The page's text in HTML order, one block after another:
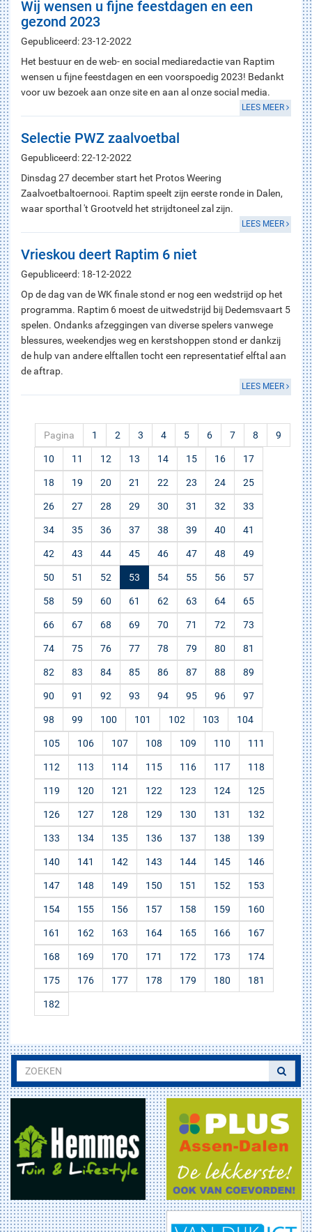
Wij wensen u fijne feestdagen en een
gezond 2023
Gepubliceerd: 23-12-2022
Het bestuur en de web- en social mediaredactie van Raptim
wensen u fijne feestdagen en een voorspoedig 2023! Bedankt
voor uw bezoek aan onze site en aan al onze social media.
LEES MEER
Selectie PWZ zaalvoetbal
Gepubliceerd: 22-12-2022
Dinsdag 27 december start het Protos Weering
Zaalvoetbaltoernooi. Raptim speelt zijn eerste ronde in Dalen,
waar sporthal 't Grootveld het strijdtoneel zal zijn.
LEES MEER
Vrieskou deert Raptim 6 niet
Gepubliceerd: 18-12-2022
Op de dag van de WK finale stond er nog een wedstrijd op het
programma. Raptim 6 moest de uitwedstrijd bij Dedemsvaart 5
spelen. Ondanks afzeggingen van diverse spelers vanwege
blessures, weekendjes weg en kerstshoppen stond er dankzij
de hulp van andere elftallen tocht een representatief elftal aan
de aftrap.
LEES MEER
Pagina 1 2 3 4 5 6 7 8 9
10 11 12 13 14 15 16 17
18 19 20 21 22 23 24 25
26 27 28 29 30 31 32 33
34 35 36 37 38 39 40 41
42 43 44 45 46 47 48 49
50 51 52 53 54 55 56 57
58 59 60 61 62 63 64 65
66 67 68 69 70 71 72 73
74 75 76 77 78 79 80 81
82 83 84 85 86 87 88 89
90 91 92 93 94 95 96 97
98 99 100 101 102 103 104
105 106 107 108 109 110 111
112 113 114 115 116 117 118
119 120 121 122 123 124 125
126 127 128 129 130 131 132
133 134 135 136 137 138 139
140 141 142 143 144 145 146
147 148 149 150 151 152 153
154 155 156 157 158 159 160
161 162 163 164 165 166 167
168 169 170 171 172 173 174
175 176 177 178 179 180 181
182